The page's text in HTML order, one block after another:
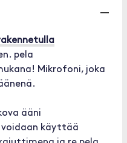
pela
Mikrofoni, joka
ääni
voidaan käyttää